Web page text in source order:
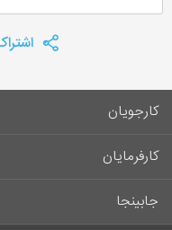
کارجویان
سوالات متداول کارجویان
لیست مشاغل
کارفرمایان
راهنمای ثبت آگهی استخدام
جابینجا